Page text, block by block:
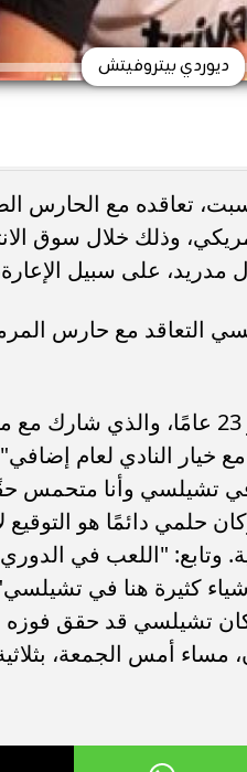
ديوردي بيتروفيتش
تعاقده مع الحارس
وذلك خلال سوق
مدريد، على سبيل
التعاقد مع حارس
وأضاف: "ووافق اللاعب البالغ من العمر
خيار النادي لعام
تشيلسي وأنا متحمس
حلمي دائمًا هو التوقيع
وتابع: "اللعب في
كثيرة هنا في
تشيلسي قد حقق فوزه
أمس الجمعة،